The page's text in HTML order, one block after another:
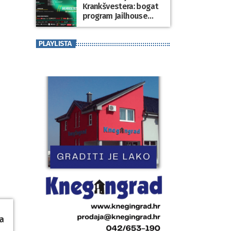
Krankšvestera: bogat
program Jailhouse
Festivala 2026. u
PLAYLISTA